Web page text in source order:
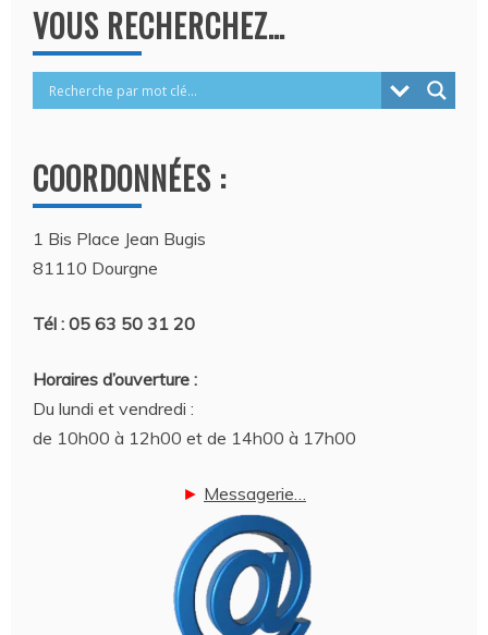
VOUS RECHERCHEZ…
COORDONNÉES :
1 Bis Place Jean Bugis
81110 Dourgne
Tél : 05 63 50 31 20
Horaires d’ouverture :
Du lundi et vendredi :
de 10h00 à 12h00 et de 14h00 à 17h00
► Messagerie…